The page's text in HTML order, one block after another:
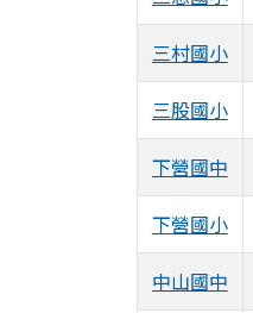
三村國小
三股國小
下營國中
下營國小
中山國中